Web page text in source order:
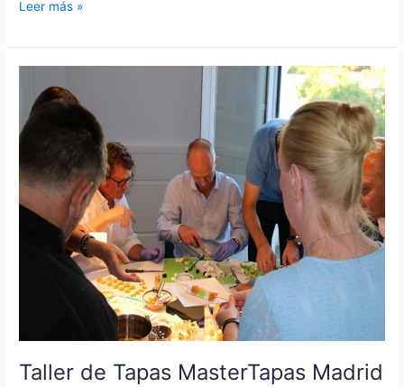
Taller
Esferas
Madrid
Leer más »
Taller de Tapas MasterTapas Madrid